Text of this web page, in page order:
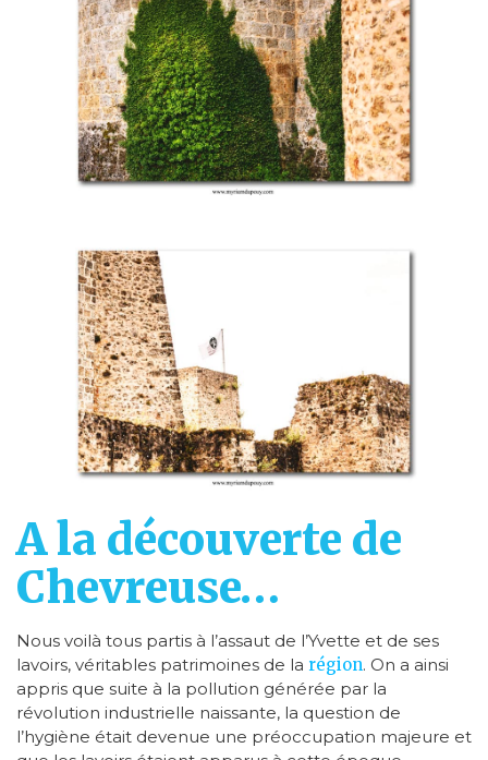
A la découverte de
Chevreuse…
Nous voilà tous partis à l’assaut de l’Yvette et de ses
lavoirs, véritables patrimoines de la région. On a ainsi
appris que suite à la pollution générée par la
révolution industrielle naissante, la question de
l’hygiène était devenue une préoccupation majeure et